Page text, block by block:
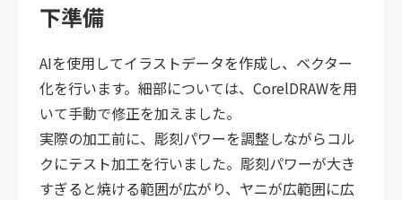
下準備
AIを使用してイラストデータを作成し、ベクター
化を行います。細部については、CorelDRAWを用
いて手動で修正を加えました。
実際の加工前に、彫刻パワーを調整しながらコル
クにテスト加工を行いました。彫刻パワーが大き
すぎると焼ける範囲が広がり、ヤニが広範囲に広